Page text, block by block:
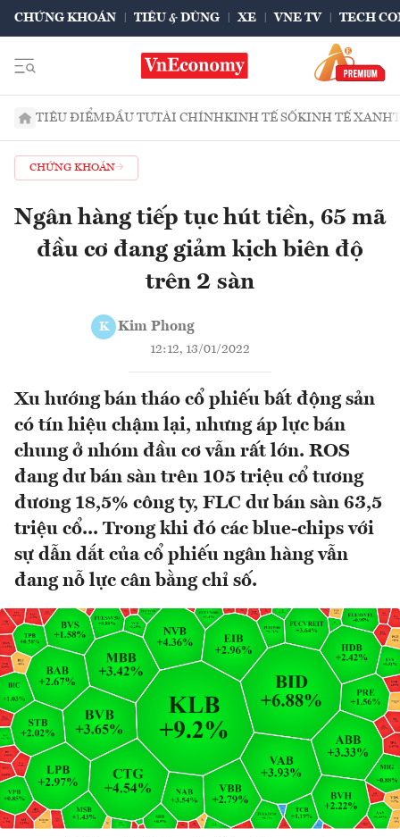
CHỨNG KHOÁN TIÊU & DÙNG XE VNE TV TECH
TIÊU ĐIỂMĐẦU TƯTÀI CHÍNHKINH TẾ SỐKINH TẾ XANH
CHỨNG KHOÁN
Ngân hàng tiếp tục hút tiền, 65 mã
đầu cơ đang giảm kịch biên độ
trên 2 sàn
K Kim Phong
12:12, 13/01/2022
Xu hướng bán tháo cổ phiếu bất động sản
có tín hiệu chậm lại, nhưng áp lực bán
chung ở nhóm đầu cơ vẫn rất lớn. ROS
đang dư bán sàn trên 105 triệu cổ tương
đương 18,5% công ty, FLC dư bán sàn 63,5
triệu cổ... Trong khi đó các blue-chips với
sự dẫn dắt của cổ phiếu ngân hàng vẫn
đang nỗ lực cân bằng chỉ số.